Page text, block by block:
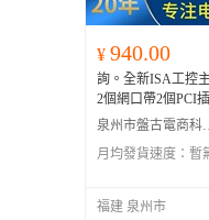
¥ 940.00
詢。全新ISA工控
2個網口帶2個PCI
泉州市盤
月均發貨速度： 暫
福建 泉州市